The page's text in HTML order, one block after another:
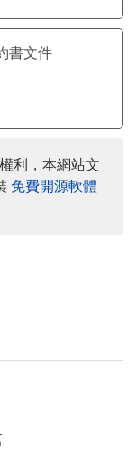
書文件
利，本網站文
免費開源軟體